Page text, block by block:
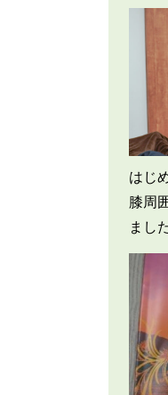
はじ
膝周
まし